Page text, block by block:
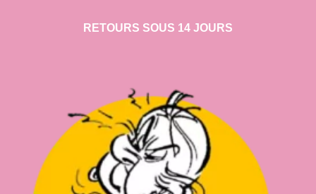
RETOURS SOUS 14 JOURS